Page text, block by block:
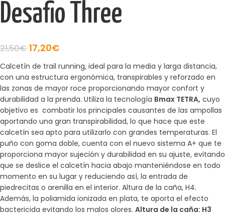
Desafio Three
21,50€ 17,20€
Calcetín de trail running, ideal para la media y larga distancia,
con una estructura ergonómica, transpirables y reforzado en
las zonas de mayor roce proporcionando mayor confort y
durabilidad a la prenda. Utiliza la tecnología Bmax TETRA, cuyo
objetivo es combatir los principales causantes de las ampollas
aportando una gran transpirabilidad, lo que hace que este
calcetín sea apto para utilizarlo con grandes temperaturas. El
puño con goma doble, cuenta con el nuevo sistema A+ que te
proporciona mayor sujeción y durabilidad en su ajuste, evitando
que se deslice el calcetín hacia abajo manteniéndose en todo
momento en su lugar y reduciendo así, la entrada de
piedrecitas o arenilla en el interior. Altura de la caña, H4.
Además, la poliamida ionizada en plata, te aporta el efecto
bactericida evitando los malos olores. Altura de la caña: H3